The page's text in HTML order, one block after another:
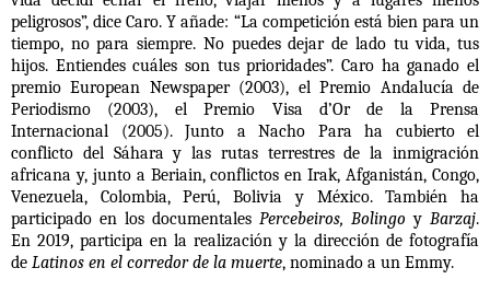
peligrosos”, dice Caro. Y añade: “La competición está bien para un
tiempo, no para siempre. No puedes dejar de lado tu vida, tus
hijos. Entiendes cuáles son tus prioridades”. Caro ha ganado el
premio European Newspaper (2003), el Premio Andalucía de
Periodismo (2003), el Premio Visa d’Or de la Prensa
Internacional (2005). Junto a Nacho Para ha cubierto el
conflicto del Sáhara y las rutas terrestres de la inmigración
africana y, junto a Beriain, conflictos en Irak, Afganistán, Congo,
Venezuela, Colombia, Perú, Bolivia y México. También ha
participado en los documentales Percebeiros, Bolingo y Barzaj.
En 2019, participa en la realización y la dirección de fotografía
de Latinos en el corredor de la muerte, nominado a un Emmy.